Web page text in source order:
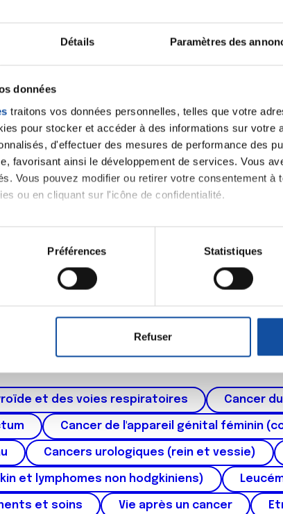
Détails Paramètres des
données
traitons vos données personnelles, telles que votre
pour stocker et accéder à des informations sur votre
d'effectuer des mesures de performance des
favorisant ainsi le développement de services. Vous
Vous pouvez modifier ou retirer votre consentement à
ou en cliquant sur l'icône de confidentialité.
également :
sur votre localisation géographique qui peuvent être
de vos données personnelles et définir vos
ou retirer votre consentement à tout moment à partir
ont collectées lors de votre utilisation de leurs
Préférences Statistiques
Refuser
un
une nouvelle discussion vous aurez besoin de
Se connecter Créer un nouveau
Thématiques
et des voies respiratoires Cancer
Cancer de l'appareil génital féminin
Cancers urologiques (rein et vessie)
et lymphomes non hodgkiniens)
et soins Vie après un cancer